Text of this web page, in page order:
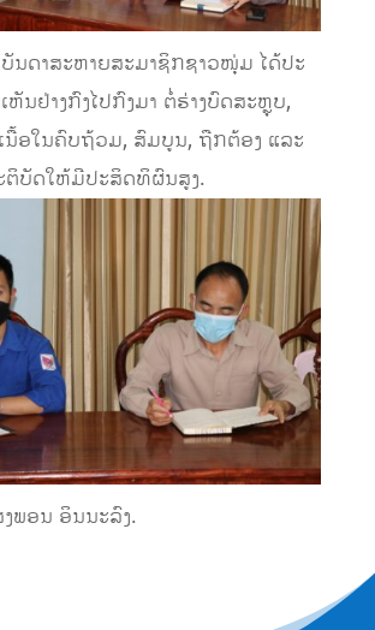
ນດາສະຫາຍສະມາຊິກຊາວໜຸ່ມ ໄດ້ປະ
ຫັນຢ່າງກົງໄປກົງມາ ຕໍ່ຮ່າງບົດສະຫຼຸບ,
ນື້ອໃນຄົບຖ້ວມ, ສົມບູນ, ຖືກຕ້ອງ ແລະ
ຕິບັດໃຫ້ມີປະສິດທິຜົນສູງ.
ພອນ ອິນນະລົງ.